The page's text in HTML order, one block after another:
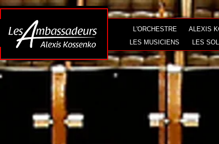
LES MUSICIENS
L'ORCHESTRE
LES
ALEXIS